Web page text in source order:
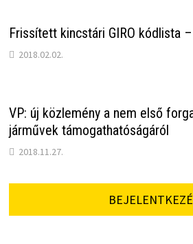
Frissített kincstári GIRO kódlista
2018.02.02.
VP: új közlemény a nem első
járművek támogathatóságáról
2018.11.27.